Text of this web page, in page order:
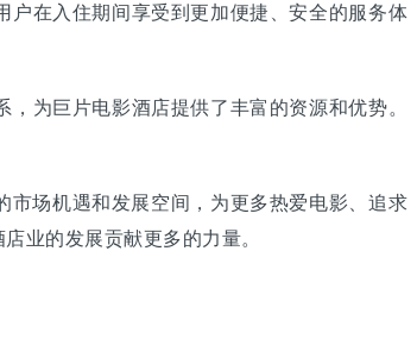
户在入住期间享受到更加便捷、安全的服务体
为巨片电影酒店提供了丰富的资源和优势。
场机遇和发展空间，为更多热爱电影、追求
业的发展贡献更多的力量。